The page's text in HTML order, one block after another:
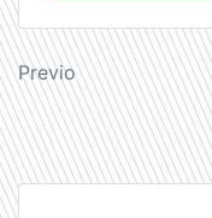
de
entradas
Previo